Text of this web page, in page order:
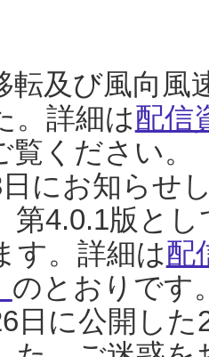
転及び風向風
。詳細は配信
覧ください。
にお知らせ
第4.0.1版と
す。詳細は配
のとおりです
日に公開し